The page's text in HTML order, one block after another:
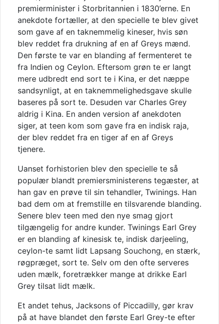
premierminister i Storbritannien i 1830’erne. En
anekdote fortæller, at den specielle te blev givet
som gave af en taknemmelig kineser, hvis søn
blev reddet fra drukning af en af Greys mænd.
Den første te var en blanding af fermenteret te
fra Indien og Ceylon. Eftersom grøn te er langt
mere udbredt end sort te i Kina, er det næppe
sandsynligt, at en taknemmelighedsgave skulle
baseres på sort te. Desuden var Charles Grey
aldrig i Kina. En anden version af anekdoten
siger, at teen kom som gave fra en indisk raja,
der blev reddet fra en tiger af en af Greys
tjenere.
Uanset forhistorien blev den specielle te så
populær blandt premiersministerens tegæster, at
han gav en prøve til sin tehandler, Twinings. Han
bad dem om at fremstille en tilsvarende blanding.
Senere blev teen med den nye smag gjort
tilgængelig for andre kunder. Twinings Earl Grey
er en blanding af kinesisk te, indisk darjeeling,
ceylon-te samt lidt Lapsang Souchong, en stærk,
røgpræget, sort te. Selv om den ofte serveres
uden mælk, foretrækker mange at drikke Earl
Grey tilsat lidt mælk.
Et andet tehus, Jacksons of Piccadilly, gør krav
på at have blandet den første Earl Grey-te efter